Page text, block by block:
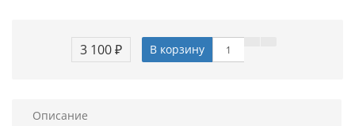
3 100 ₽ В корзину
Описание